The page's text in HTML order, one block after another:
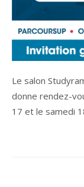
Le salon
donne rendez-
17 et le samedi